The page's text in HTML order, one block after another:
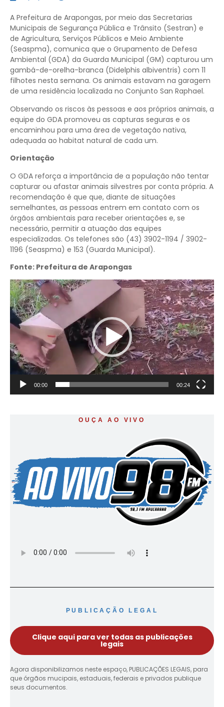
A Prefeitura de Arapongas, por meio das Secretarias
Municipais de Segurança Pública e Trânsito (Sestran) e
de Agricultura, Serviços Públicos e Meio Ambiente
(Seaspma), comunica que o Grupamento de Defesa
Ambiental (GDA) da Guarda Municipal (GM) capturou um
gambá-de-orelha-branca (Didelphis albiventris) com 11
filhotes nesta semana. Os animais estavam na garagem
de uma residência localizada no Conjunto San Raphael.
Observando os riscos às pessoas e aos próprios animais, a
equipe do GDA promoveu as capturas seguras e os
encaminhou para uma área de vegetação nativa,
adequada ao habitat natural de cada um.
Orientação
O GDA reforça a importância de a população não tentar
capturar ou afastar animais silvestres por conta própria. A
recomendação é que que, diante de situações
semelhantes, as pessoas entrem em contato com os
órgãos ambientais para receber orientações e, se
necessário, permitir a atuação das equipes
especializadas. Os telefones são (43) 3902-1194 / 3902-
1196 (Seaspma) e 153 (Guarda Municipal).
Fonte: Prefeitura de Arapongas
Tocador
de
vídeo
00:00 00:24
OUÇA AO VIVO
PUBLICAÇÃO LEGAL
Clique aqui para ver todas as publicações
legais
Agora disponibilizamos neste espaço, PUBLICAÇÕES LEGAIS, para
que órgãos mucipais, estaduais, federais e privados publique
seus documentos.